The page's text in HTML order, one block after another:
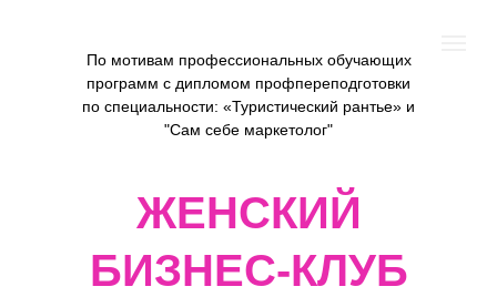
По мотивам профессиональных обучающих
программ с дипломом профпереподготовки
по специальности: «Туристический рантье» и
"Сам себе маркетолог"
ЖЕНСКИЙ
БИЗНЕС-КЛУБ